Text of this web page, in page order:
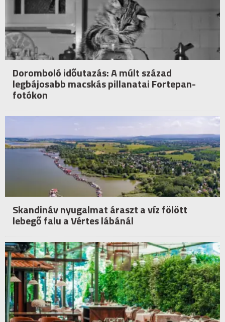
Doromboló időutazás: A múlt század
legbájosabb macskás pillanatai Fortepan-
fotókon
Skandináv nyugalmat áraszt a víz fölött
lebegő falu a Vértes lábánál